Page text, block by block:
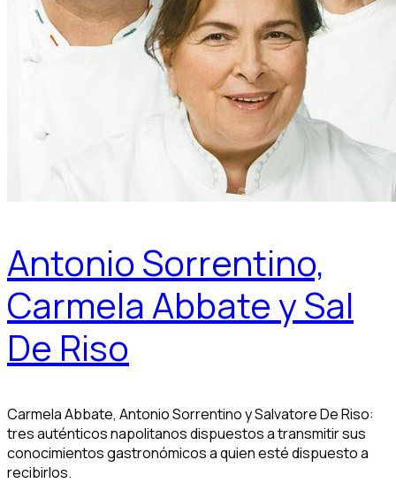
Antonio Sorrentino,
Carmela Abbate y Sal
De Riso
Carmela Abbate, Antonio Sorrentino y Salvatore De Riso:
tres auténticos napolitanos dispuestos a transmitir sus
conocimientos gastronómicos a quien esté dispuesto a
recibirlos.